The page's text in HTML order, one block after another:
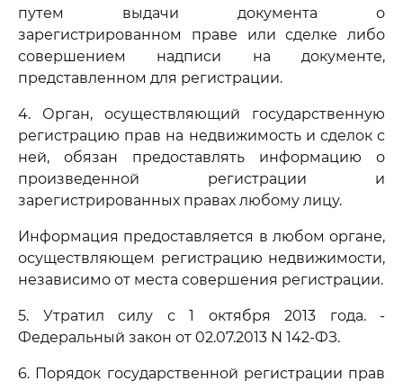
путем выдачи документа о
зарегистрированном праве или сделке либо
совершением надписи на документе,
представленном для регистрации.
4. Орган, осуществляющий государственную
регистрацию прав на недвижимость и сделок с
ней, обязан предоставлять информацию о
произведенной регистрации и
зарегистрированных правах любому лицу.
Информация предоставляется в любом органе,
осуществляющем регистрацию недвижимости,
независимо от места совершения регистрации.
5. Утратил силу с 1 октября 2013 года. -
Федеральный закон от 02.07.2013 N 142-ФЗ.
6. Порядок государственной регистрации прав